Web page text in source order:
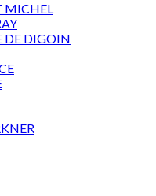
MICHEL
DE DIGOIN